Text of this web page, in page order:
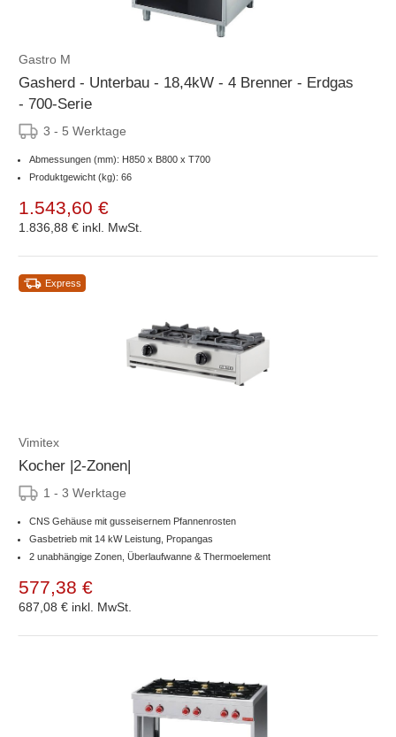
Gastro M
Gasherd - Unterbau - 18,4kW - 4 Brenner - Erdgas
- 700-Serie
3 - 5 Werktage
Abmessungen (mm): H850 x B800 x T700
Produktgewicht (kg): 66
1.543,60 €
1.836,88 € inkl. MwSt.
Express
Vimitex
Kocher |2-Zonen|
1 - 3 Werktage
CNS Gehäuse mit gusseisernem Pfannenrosten
Gasbetrieb mit 14 kW Leistung, Propangas
2 unabhängige Zonen, Überlaufwanne & Thermoelement
577,38 €
687,08 € inkl. MwSt.